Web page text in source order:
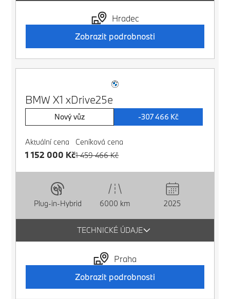
Hradec
Zobrazit podrobnosti
BMW X1 xDrive25e
Nový vůz -307 466 Kč
Aktuální cena
1 152 000 Kč
Ceníková cena
1 459 466 Kč
Plug-in-Hybrid 6000 km 2025
TECHNICKÉ ÚDAJE
Praha
Zobrazit podrobnosti